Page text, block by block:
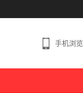
手机浏览